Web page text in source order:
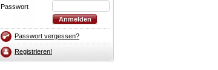
Passwort
Passwort vergessen?
Registrieren!